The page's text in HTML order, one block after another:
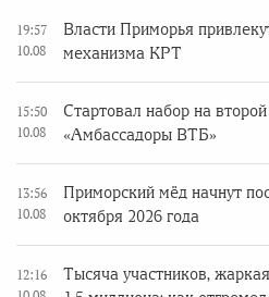
19:57
10.08
Власти Приморья
механизма КРТ
15:50
10.08
Стартовал набор на
«Амбассадоры ВТБ»
13:56
10.08
Приморский мёд начнут
октября 2026 года
12:16
Тысяча участников,